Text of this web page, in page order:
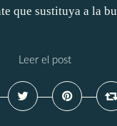
que sustituya a la
Leer el post